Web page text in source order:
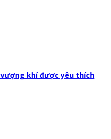
vượng khí được yêu thích